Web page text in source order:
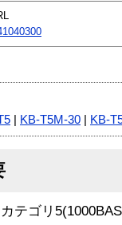
KB-T5M-30 KB-
テゴリ